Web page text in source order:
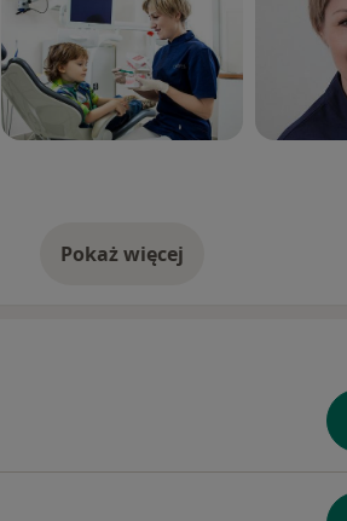
Pokaż więcejo doświadczeniu